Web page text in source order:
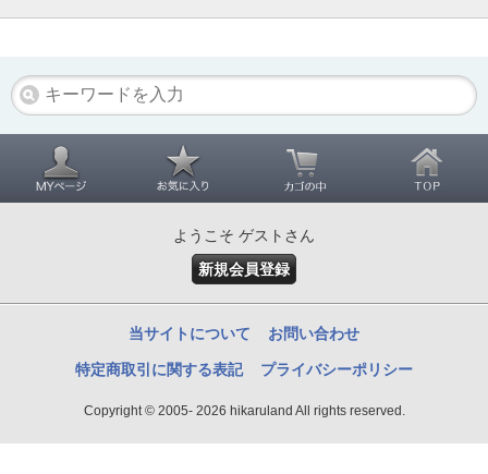
ようこそ ゲストさん
新規会員登録
当サイトについて お問い合わせ
特定商取引に関する表記 プライバシーポリシー
Copyright © 2005- 2026 hikaruland All rights reserved.